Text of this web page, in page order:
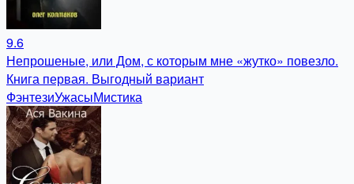
9.6
Непрошеные, или Дом, с которым мне «жутко» повезло.
Книга первая. Выгодный вариант
ФэнтезиУжасыМистика